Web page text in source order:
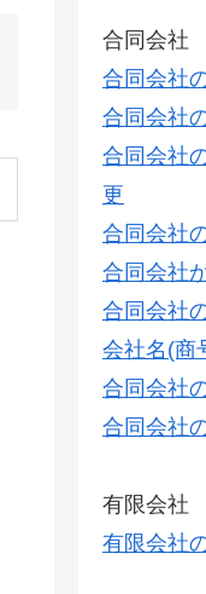
合同会社
合同会社
合同会社
合同会社
更
合同会社
合同会社
合同会社
会社名(商
合同会社
合同会社
有限会社
有限会社